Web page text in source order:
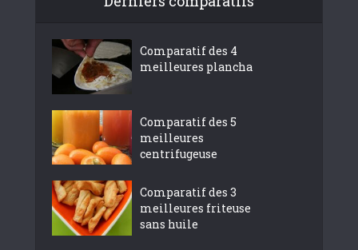
Comparatif des 4
meilleures plancha
Comparatif des 5
meilleures
centrifugeuse
Comparatif des 3
meilleures friteuse
sans huile